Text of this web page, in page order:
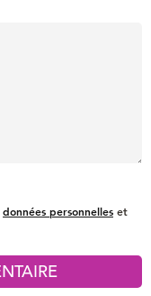
données personnelles et